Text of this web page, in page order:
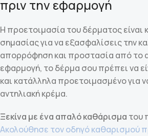
πριν την εφαρμογή
Η προετοιμασία του δέρματος είναι
σημασίας για να εξασφαλίσεις την
απορρόφηση και προστασία από το
εφαρμογή, το δέρμα σου πρέπει να
και κατάλληλα προετοιμασμένο για
αντηλιακή κρέμα.
Ξεκίνα με ένα απαλό καθάρισμα του
Ακολούθησε τον οδηγό καθαρισμού